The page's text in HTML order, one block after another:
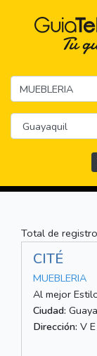
Total de
CITÉ
MUEBLERIA
Al mejor
Ciudad:
Dirección: V